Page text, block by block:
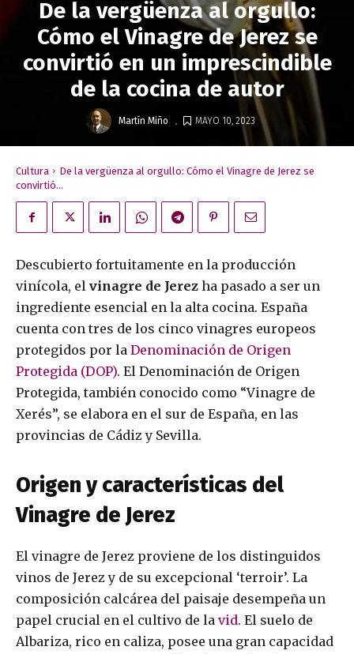
De la vergüenza al orgullo:
Cómo el Vinagre de Jerez se
convirtió en un imprescindible
de la cocina de autor
Martín Miño . MAYO 10, 2023
Cultura
De la vergüenza al orgullo: Cómo el Vinagre de Jerez se
convirtió...
Descubierto fortuitamente en la producción
vinícola, el vinagre de Jerez ha pasado a ser un
ingrediente esencial en la alta cocina. España
cuenta con tres de los cinco vinagres europeos
protegidos por la Denominación de Origen
Protegida (DOP). El Denominación de Origen
Protegida, también conocido como “Vinagre de
Xerés”, se elabora en el sur de España, en las
provincias de Cádiz y Sevilla.
Origen y características del
Vinagre de Jerez
El vinagre de Jerez proviene de los distinguidos
vinos de Jerez y de su excepcional ‘terroir’. La
composición calcárea del paisaje desempeña un
papel crucial en el cultivo de la vid. El suelo de
Albariza, rico en caliza, posee una gran capacidad